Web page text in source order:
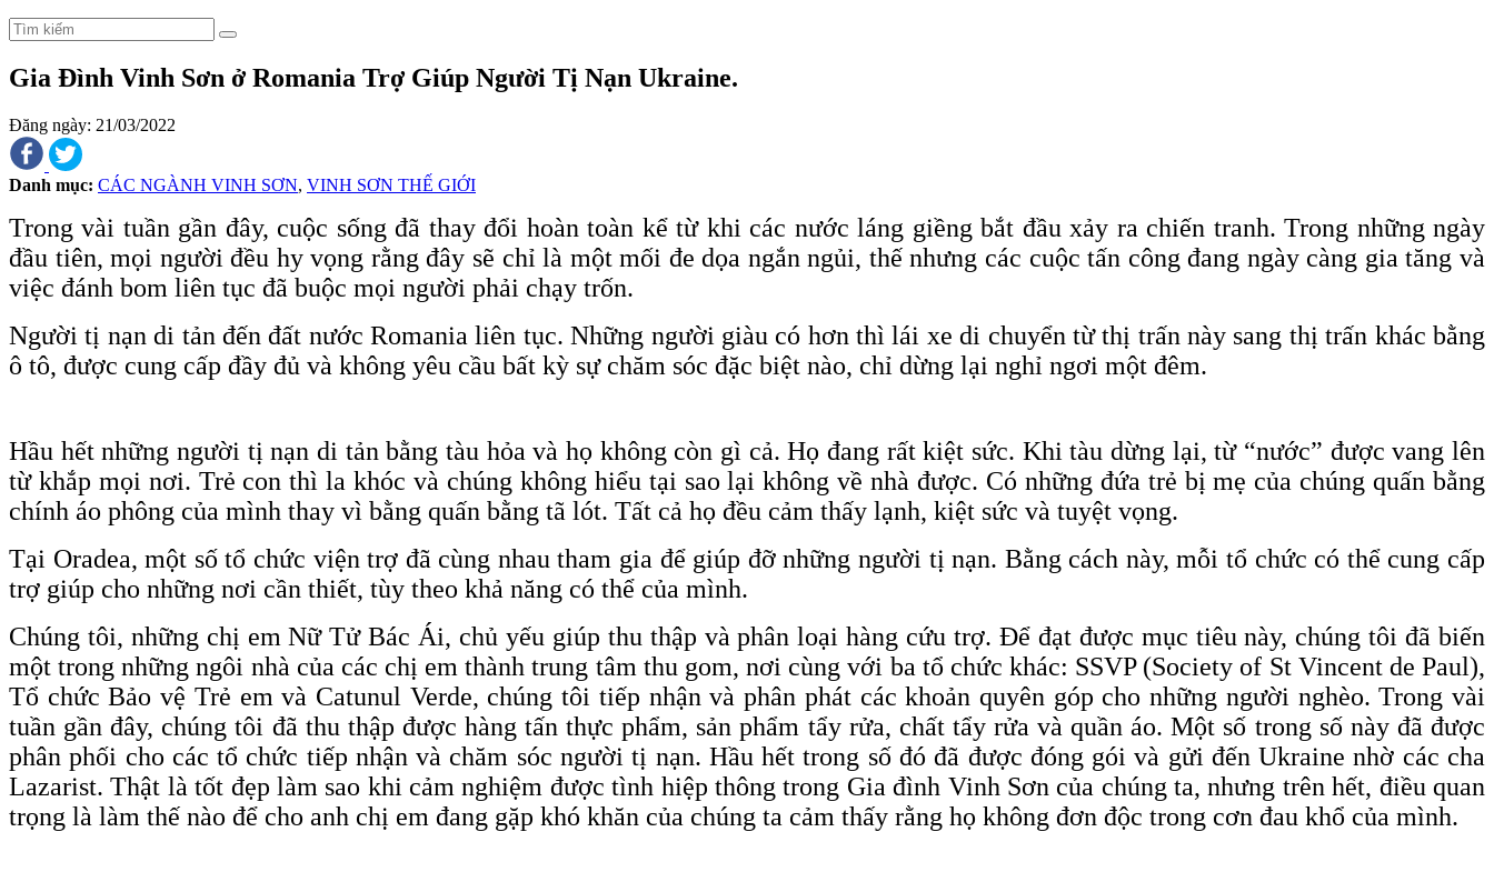
Gia Đình Vinh Sơn ở Romania Trợ Giúp Người Tị Nạn Ukraine.
Đăng ngày: 21/03/2022
Danh mục: CÁC NGÀNH VINH SƠN, VINH SƠN THẾ GIỚI
Trong vài tuần gần đây, cuộc sống đã thay đổi hoàn toàn kể từ khi các nước láng giềng bắt đầu xảy ra chiến tranh. Trong những ngày
đầu tiên, mọi người đều hy vọng rằng đây sẽ chỉ là một mối đe dọa ngắn ngủi, thế nhưng các cuộc tấn công đang ngày càng gia tăng và
việc đánh bom liên tục đã buộc mọi người phải chạy trốn.
Người tị nạn di tản đến đất nước Romania liên tục. Những người giàu có hơn thì lái xe di chuyển từ thị trấn này sang thị trấn khác bằng
ô tô, được cung cấp đầy đủ và không yêu cầu bất kỳ sự chăm sóc đặc biệt nào, chỉ dừng lại nghỉ ngơi một đêm.
Hầu hết những người tị nạn di tản bằng tàu hỏa và họ không còn gì cả. Họ đang rất kiệt sức. Khi tàu dừng lại, từ “nước” được vang lên
từ khắp mọi nơi. Trẻ con thì la khóc và chúng không hiểu tại sao lại không về nhà được. Có những đứa trẻ bị mẹ của chúng quấn bằng
chính áo phông của mình thay vì bằng quấn bằng tã lót. Tất cả họ đều cảm thấy lạnh, kiệt sức và tuyệt vọng.
Tại Oradea, một số tổ chức viện trợ đã cùng nhau tham gia để giúp đỡ những người tị nạn. Bằng cách này, mỗi tổ chức có thể cung cấp
trợ giúp cho những nơi cần thiết, tùy theo khả năng có thể của mình.
Chúng tôi, những chị em Nữ Tử Bác Ái, chủ yếu giúp thu thập và phân loại hàng cứu trợ. Để đạt được mục tiêu này, chúng tôi đã biến
một trong những ngôi nhà của các chị em thành trung tâm thu gom, nơi cùng với ba tổ chức khác: SSVP (Society of St Vincent de Paul),
Tổ chức Bảo vệ Trẻ em và Catunul Verde, chúng tôi tiếp nhận và phân phát các khoản quyên góp cho những người nghèo. Trong vài
tuần gần đây, chúng tôi đã thu thập được hàng tấn thực phẩm, sản phẩm tẩy rửa, chất tẩy rửa và quần áo. Một số trong số này đã được
phân phối cho các tổ chức tiếp nhận và chăm sóc người tị nạn. Hầu hết trong số đó đã được đóng gói và gửi đến Ukraine nhờ các cha
Lazarist. Thật là tốt đẹp làm sao khi cảm nghiệm được tình hiệp thông trong Gia đình Vinh Sơn của chúng ta, nhưng trên hết, điều quan
trọng là làm thế nào để cho anh chị em đang gặp khó khăn của chúng ta cảm thấy rằng họ không đơn độc trong cơn đau khổ của mình.